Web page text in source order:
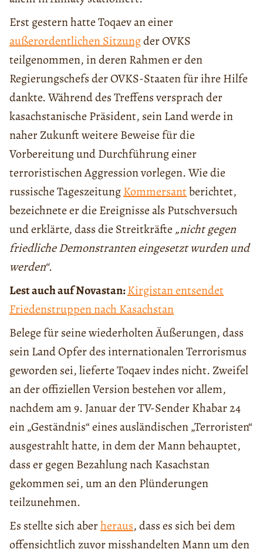
Erst gestern hatte Toqaev an einer
außerordentlichen Sitzungder OVKS
teilgenommen, in deren Rahmen er den
Regierungschefs der OVKS-Staaten für ihre Hilfe
dankte. Während des Treffens versprach der
kasachstanische Präsident, sein Land werde in
naher Zukunft weitere Beweise für die
Vorbereitung und Durchführung einer
terroristischen Aggression vorlegen. Wie die
russische TageszeitungKommersantberichtet,
bezeichnete er die Ereignisse als Putschversuch
und erklärte, dass die Streitkräfte „nicht gegen
friedliche Demonstranten eingesetzt wurden und
werden“.
Lest auch auf Novastan:Kirgistan entsendet
Friedenstruppen nach Kasachstan
Belege für seine wiederholten Äußerungen, dass
sein Land Opfer des internationalen Terrorismus
geworden sei, lieferte Toqaev indes nicht. Zweifel
an der offiziellen Version bestehen vor allem,
nachdem am 9. Januar der TV-Sender Khabar 24
ein „Geständnis“ eines ausländischen „Terroristen“
ausgestrahlt hatte, in dem der Mann behauptet,
dass er gegen Bezahlung nach Kasachstan
gekommen sei, um an den Plünderungen
teilzunehmen.
Es stellte sich aberheraus, dass es sich bei dem
offensichtlich zuvor misshandelten Mann um den